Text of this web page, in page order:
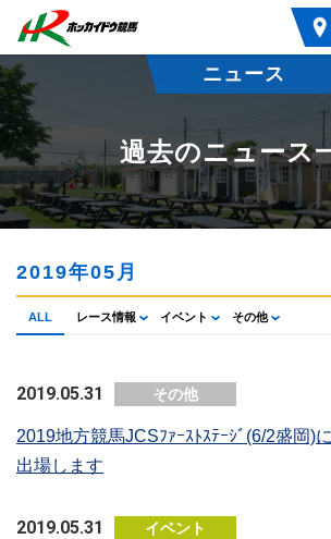
ニュース
過去のニュース
2019年05月
ALL レース情報 イベント その他
2019.05.31 その他
2019地方競馬JCSﾌｧｰｽﾄｽﾃｰｼﾞ(6/2盛岡)
出場します
2019.05.31 イベント